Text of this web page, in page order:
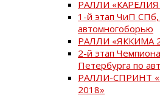
РАЛЛИ «КАРЕЛИЯ
1-й этап ЧиП
автомногоборью
РАЛЛИ «ЯККИМА
2-й этап
Петербурга по
РАЛЛИ-СПРИНТ
2018»